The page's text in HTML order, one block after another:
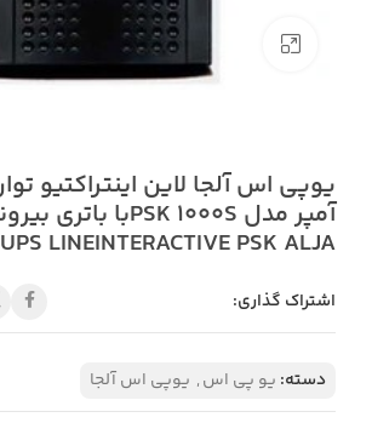
بزرگنمایی تصویر
UPS LINEINTERACTIVE PSK ALJA
اشتراک گذاری:
دسته: یو پی اس, یوپی اس آلجا